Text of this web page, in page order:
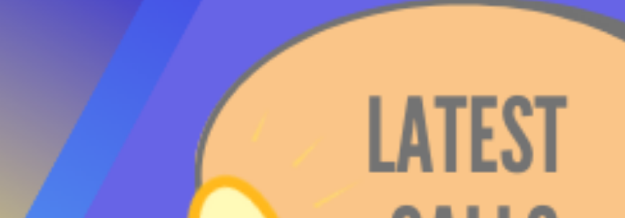
Проверете ги моменталните можности и повици на Коалиција на